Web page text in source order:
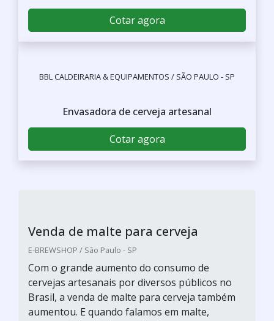
E-BREWSHOP / SÃO PAULO - SP
Insumos para cerveja